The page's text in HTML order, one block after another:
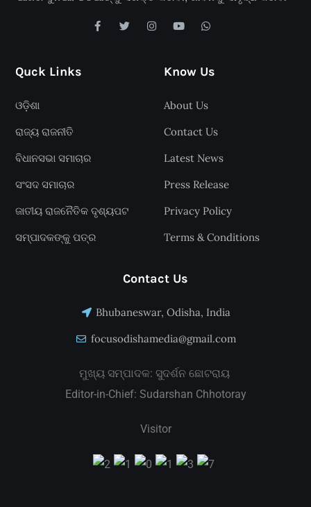
Quck Links
ଓଡ଼ିଶା
ରାଜ୍ୟ ରାଜନୀତି
ବିଧାନସଭା ସମାଚାର
ସଂସଦ ସମାଚାର
ଜାତୀୟ ରାଜନୈତିକ ଦୃଶ୍ୟପଟ
ସମ୍ପାଦକଙ୍କୁ ପତ୍ର
Know Us
About Us
Contact Us
Latest News
Press Release
Privacy Policy
Terms & Conditions
Contact Us
Bhubaneswar, Odisha, India
focusodishamedia@gmail.com
ମୁଖ୍ୟ ସମ୍ପାଦକ: ସୁଦର୍ଶନ ଛୋଟରାୟ
Editor-in-Chief: Sudarshan Chhotoray
Visitor